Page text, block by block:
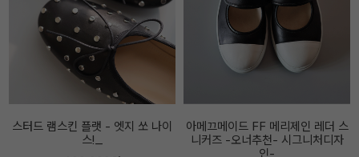
아메끄메이드 FF 메리제인 레더 스
니커즈 -오너추천- 시그니처디자
인-
아베끄메이드 FF 스트링 스니커즈
베이지콤비